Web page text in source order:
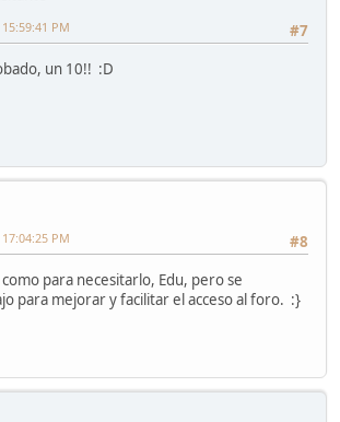
#7
PM
un 10!! :D
#8
PM
para necesitarlo, Edu, pero se
para mejorar y facilitar el acceso al foro. :}